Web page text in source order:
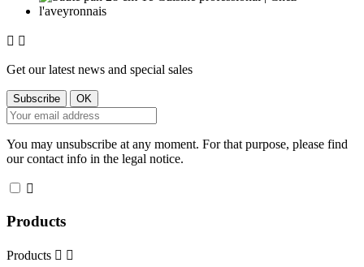
 
Get our latest news and special sales
You may unsubscribe at any moment. For that purpose, please find
our contact info in the legal notice.

Products
Products  